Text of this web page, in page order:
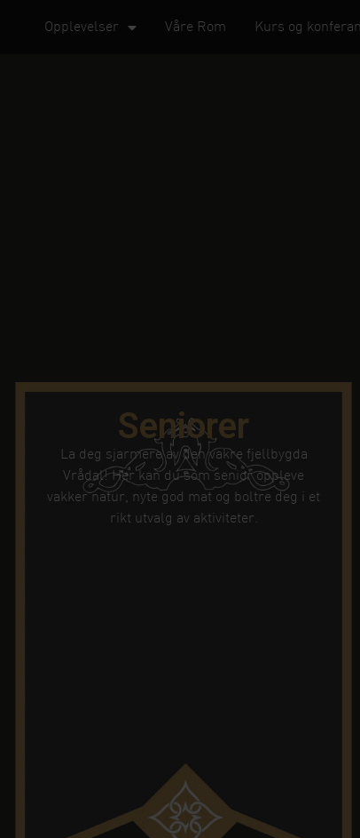
Opplevelser Våre Rom Kurs og
Seniorer
La deg sjarmere av den vakre fjellbygda
Vrådal! Her kan du som senior oppleve
vakker natur, nyte god mat og boltre deg i et
rikt utvalg av aktiviteter.